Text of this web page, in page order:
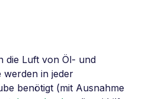
die Luft von Öl- und
werden in jeder
benötigt (mit Ausnahme